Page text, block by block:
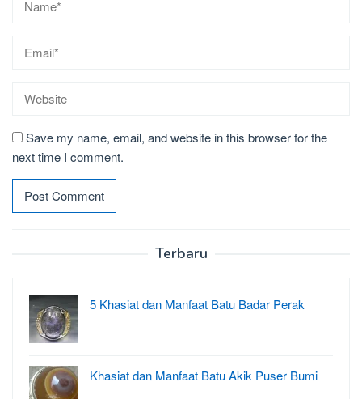
Save my name, email, and website in this browser for the
next time I comment.
Terbaru
5 Khasiat dan Manfaat Batu Badar Perak
Khasiat dan Manfaat Batu Akik Puser Bumi